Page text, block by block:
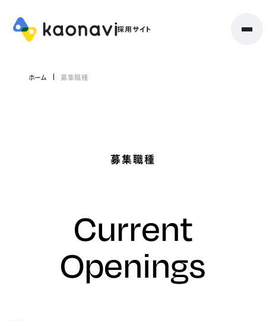
ホーム 募集職種
募集職種
Current
Openings